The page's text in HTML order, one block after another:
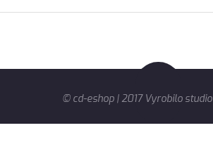
© cd-eshop | 2017 Vyrobilo studio